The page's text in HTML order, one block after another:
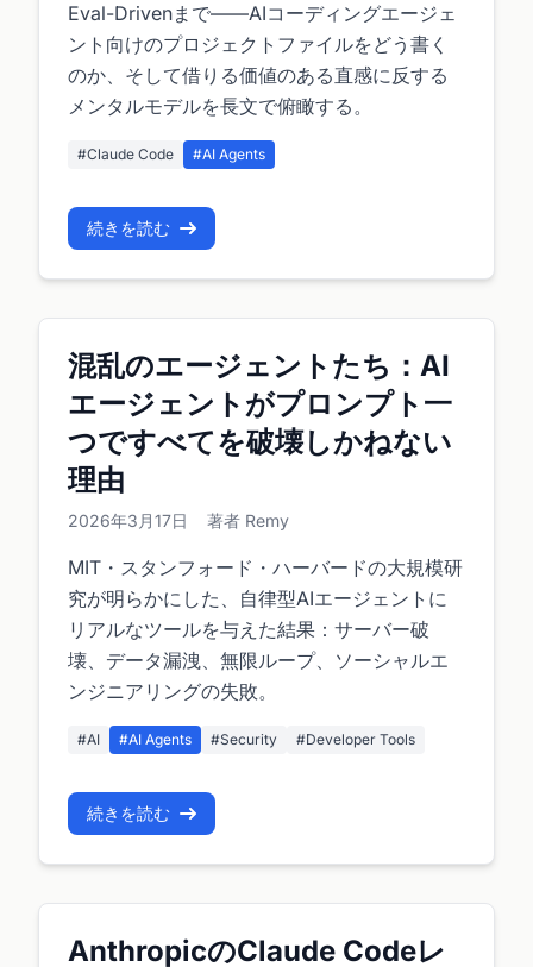
Eval-Drivenまで——AIコーディングエージェ
ント向けのプロジェクトファイルをどう書く
のか、そして借りる価値のある直感に反する
メンタルモデルを長文で俯瞰する。
#Claude Code #AI Agents
続きを読む
混乱のエージェントたち：AI
エージェントがプロンプト一
つですべてを破壊しかねない
理由
2026年3月17日 著者 Remy
MIT・スタンフォード・ハーバードの大規模研
究が明らかにした、自律型AIエージェントに
リアルなツールを与えた結果：サーバー破
壊、データ漏洩、無限ループ、ソーシャルエ
ンジニアリングの失敗。
#AI #AI Agents #Security #Developer Tools
続きを読む
AnthropicのClaude Codeレ